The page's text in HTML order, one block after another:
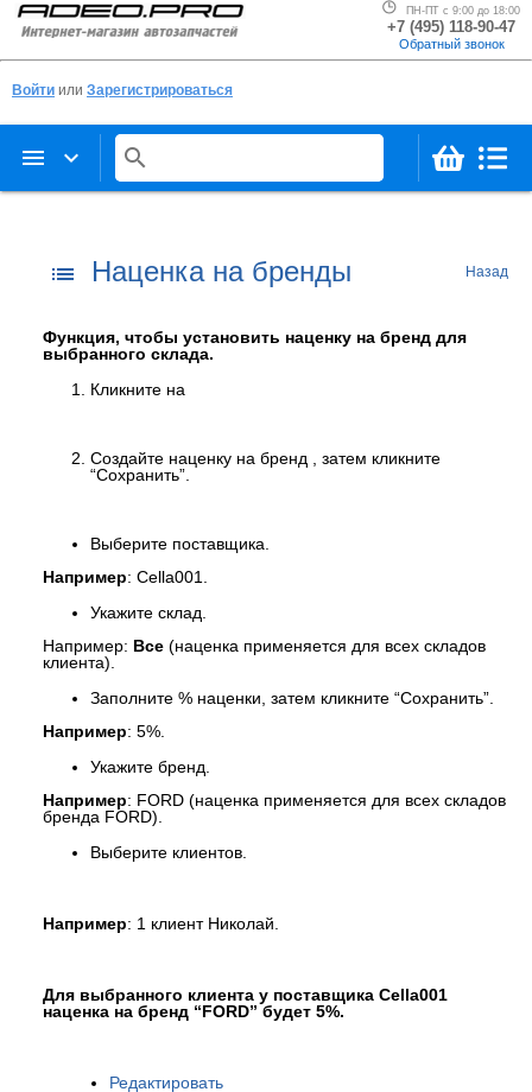
ПН-ПТ с 9:00 до 18:00
+7 (495) 118-90-47
Обратный звонок
Войти или Зарегистрироваться
menu keyboard_arrow_down search
list Наценка на бренды Назад
Функция, чтобы установить наценку на бренд для
выбранного склада.
Кликните на
Создайте наценку на бренд
, затем кликните
“Сохранить”.
Выберите поставщика.
Например: Cella001.
Укажите склад.
Например: Все (наценка применяется для всех складов
клиента).
Заполните % наценки, затем кликните “Сохранить”.
Например: 5%.
Укажите бренд.
Например: FORD (наценка применяется для всех складов
бренда FORD).
Выберите клиентов.
Например: 1 клиент Николай.
Для выбранного клиента у поставщика Cella001
наценка на бренд “FORD” будет 5%.
Редактировать